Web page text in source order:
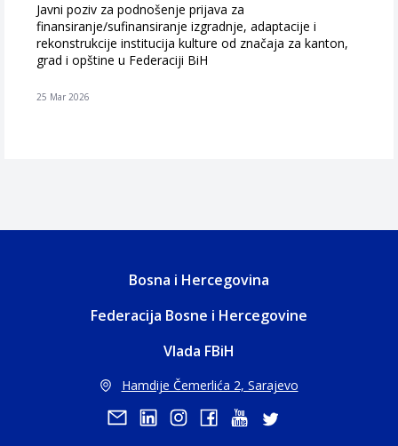
Javni poziv za podnošenje prijava za
finansiranje/sufinansiranje izgradnje, adaptacije i
rekonstrukcije institucija kulture od značaja za kanton,
grad i opštine u Federaciji BiH
25 Mar 2026
Bosna i Hercegovina
Federacija Bosne i Hercegovine
Vlada FBiH
Hamdije Čemerlića 2, Sarajevo